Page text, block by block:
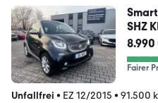
SHZ
Fairer
Unfallfrei • EZ 12/2015 • 91.500